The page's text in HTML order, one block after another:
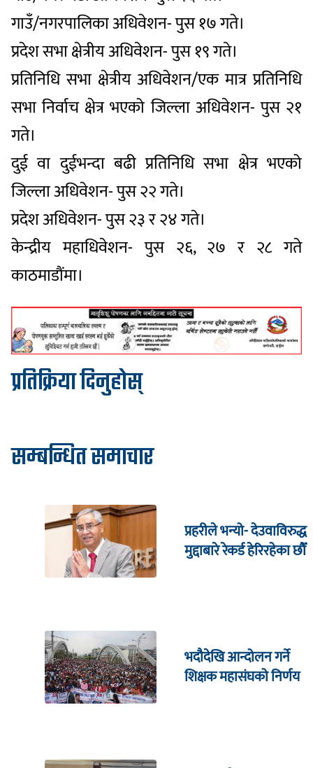
गाउँ/नगरपालिका अधिवेशन- पुस १७ गते।
प्रदेश सभा क्षेत्रीय अधिवेशन- पुस १९ गते।
प्रतिनिधि सभा क्षेत्रीय अधिवेशन/एक मात्र प्रतिनिधि
सभा निर्वाच क्षेत्र भएको जिल्ला अधिवेशन- पुस २१
गते।
दुई वा दुईभन्दा बढी प्रतिनिधि सभा क्षेत्र भएको
जिल्ला अधिवेशन- पुस २२ गते।
प्रदेश अधिवेशन- पुस २३ र २४ गते।
केन्द्रीय महाधिवेशन- पुस २६, २७ र २८ गते
काठमाडौंमा।
प्रतिक्रिया दिनुहोस्
सम्बन्धित समाचार
प्रहरीले भन्यो- देउवाविरुद्ध
मुद्दाबारे रेकर्ड हेरिरहेका छौँ
भदौदेखि आन्दोलन गर्ने
शिक्षक महासंघको निर्णय